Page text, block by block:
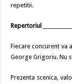
repetitii.
Repertoriul
Fiecare concurent va
George Grigoriu. Nu
Prezenta scenica,